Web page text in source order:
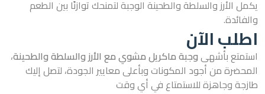
يكمل الأرز والسلطة والطحينة الوجبة لتمنحك توازنًا بين الطعم
والفائدة.
اطلب الآن
استمتع بأشهىوجبة ماكريل مشوي مع الأرز والسلطة والطحينة،
المحضرة من أجود المكونات وبأعلى معايير الجودة، لتصل إليك
طازجة وجاهزة للاستمتاع في أي وقت